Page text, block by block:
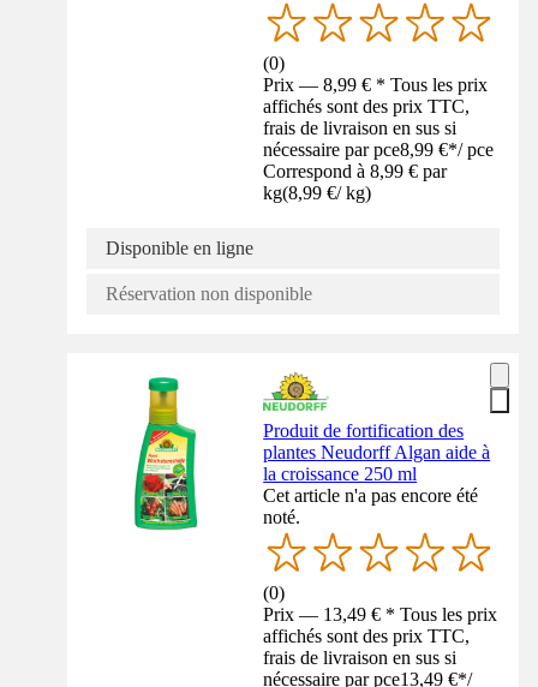
(0)
Prix — 8,99 € * Tous les prix
affichés sont des prix TTC,
frais de livraison en sus si
nécessaire par pce8,99 €*/ pce
Correspond à 8,99 € par
kg(8,99 €/ kg)
Disponible en ligne
Réservation non disponible
Produit de fortification des
plantes Neudorff Algan aide à
la croissance 250 ml
Cet article n'a pas encore été
noté.
(0)
Prix — 13,49 € * Tous les prix
affichés sont des prix TTC,
frais de livraison en sus si
nécessaire par pce13,49 €*/